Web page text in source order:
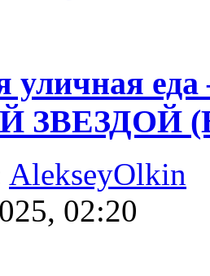
уличная
AlekseyOlkin
02:20